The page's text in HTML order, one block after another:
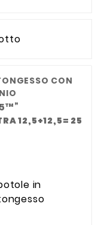
CON
12,5+12,5= 25
in